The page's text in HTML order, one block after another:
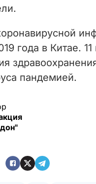
года в Китае.
пандемией.